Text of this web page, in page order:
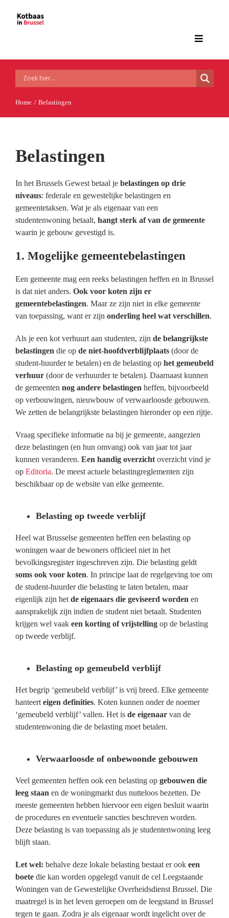
inhoud
Toggle
Home
Woningvoorschriften
Aanvullende regelingen
Overloop de checklist
Nuttige links
FAQ
MyKot
Home Belastingen
Belastingen
In het Brussels Gewest betaal je belastingen op drie
niveaus: federale en gewestelijke belastingen en
gemeentetaksen. Wat je als eigenaar van een
studentenwoning betaalt, hangt sterk af van de gemeente
waarin je gebouw gevestigd is.
1. Mogelijke gemeentebelastingen
Een gemeente mag een reeks belastingen heffen en in Brussel
is dat niet anders. Ook voor koten zijn er
gemeentebelastingen. Maar ze zijn niet in elke gemeente
van toepassing, want er zijn onderling heel wat verschillen.
Als je een kot verhuurt aan studenten, zijn de belangrijkste
belastingen die op de niet-hoofdverblijfplaats (door de
student-huurder te betalen) en de belasting op het gemeubeld
verhuur (door de verhuurder te betalen). Daarnaast kunnen
de gemeenten nog andere belastingen heffen, bijvoorbeeld
op verbouwingen, nieuwbouw of verwaarloosde gebouwen.
We zetten de belangrijkste belastingen hieronder op een rijtje.
Vraag specifieke informatie na bij je gemeente, aangezien
deze belastingen (en hun omvang) ook van jaar tot jaar
kunnen veranderen. Een handig overzicht overzicht vind je
op Editoria. De meest actuele belastingreglementen zijn
beschikbaar op de website van elke gemeente.
Belasting op tweede verblijf
Heel wat Brusselse gemeenten heffen een belasting op
woningen waar de bewoners officieel niet in het
bevolkingsregister ingeschreven zijn. Die belasting geldt
soms ook voor koten. In principe laat de regelgeving toe om
de student-huurder die belasting te laten betalen, maar
eigenlijk zijn het de eigenaars die geviseerd worden en
aansprakelijk zijn indien de student niet betaalt. Studenten
krijgen wel vaak een korting of vrijstelling op de belasting
op tweede verblijf.
Belasting op gemeubeld verblijf
Het begrip ‘gemeubeld verblijf’ is vrij breed. Elke gemeente
hanteert eigen definities. Koten kunnen onder de noemer
‘gemeubeld verblijf’ vallen. Het is de eigenaar van de
studentenwoning die de belasting moet betalen.
Verwaarloosde of onbewoonde gebouwen
Veel gemeenten heffen ook een belasting op gebouwen die
leeg staan en de woningmarkt dus nutteloos bezetten. De
meeste gemeenten hebben hiervoor een eigen besluit waarin
de procedures en eventuele sancties beschreven worden.
Deze belasting is van toepassing als je studentenwoning leeg
blijft staan.
Let wel: behalve deze lokale belasting bestaat er ook een
boete die kan worden opgelegd vanuit de cel Leegstaande
Woningen van de Gewestelijke Overheidsdienst Brussel. Die
maatregel is in het leven geroepen om de leegstand in Brussel
tegen te gaan. Zodra je als eigenaar wordt ingelicht over de